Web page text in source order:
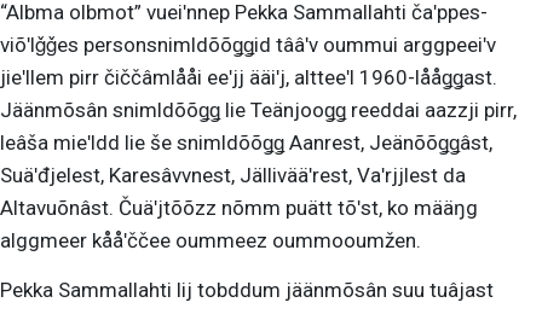
“Albma olbmot” vueiʹnnep Pekka Sammallahti čaʹppes-
viõʹlǧǧes personsnimldõõǥǥid tââʹv oummui arggpeeiʹv
jieʹllem pirr čiččâmlååi eeʹjj ääiʹj, altteeʹl 1960-lååǥǥast.
Jäänmõsân snimldõõǥǥ lie Teänjooǥǥ reeddai aazzji pirr,
leâša mieʹldd lie še snimldõõǥǥ Aanrest, Jeänõõǥǥâst,
Suäʹđjelest, Karesâvvnest, Jällivääʹrest, Vaʹrjjlest da
Altavuõnâst. Čuäʹjtõõzz nõmm puätt tõʹst, ko määŋg
alggmeer kååʹččee oummeez oummooumžen.
Pekka Sammallahti lij tobddum jäänmõsân suu tuâjast